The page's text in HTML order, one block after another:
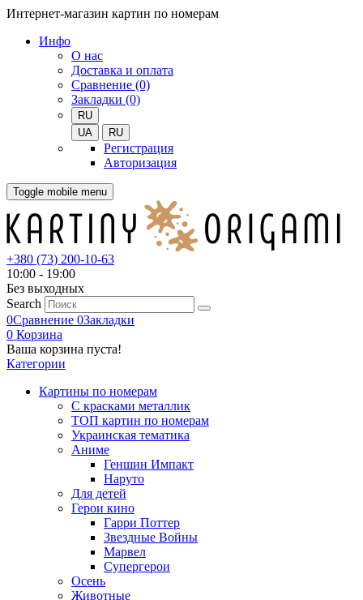
Интернет-магазин картин по номерам
Инфо
О нас
Доставка и оплата
Сравнение (0)
Закладки (0)
RU
UA
RU
Регистрация
Авторизация
Toggle mobile menu
+380 (73) 200-10-63
10:00 - 19:00
Без выходных
Search
0Сравнение 0Закладки
0 Корзина
Ваша корзина пуста!
Категории
Картины по номерам
С красками металлик
ТОП картин по номерам
Украинская тематика
Аниме
Геншин Импакт
Наруто
Для детей
Герои кино
Гарри Поттер
Звездные Войны
Марвел
Супергерои
Осень
Животные